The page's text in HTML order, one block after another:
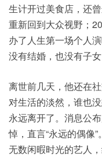
生计开过美食店，还
重新回到大众视野；
办了人生第一场个人
没有结婚，也没有子
离世前几天，他还在
对生活的淡然，谁也
永远离开了。消息公
悼，直言“永远的偶像
无数闲暇时光的艺人